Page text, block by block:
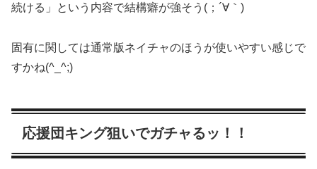
続ける」という内容で結構癖が強そう(；´∀｀)
固有に関しては通常版ネイチャのほうが使いやすい感じで
すかね(^_^;)
応援団キング狙いでガチャるッ！！